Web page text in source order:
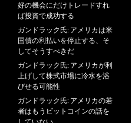
好の機会にだけトレードすれ
ば投資で成功する
ガンドラック氏: アメリカは米
国債の利払いを停止する、そ
してそうすべきだ
ガンドラック氏: アメリカが利
上げして株式市場に冷水を浴
びせる可能性
ガンドラック氏: アメリカの若
者はもうビットコインの話を